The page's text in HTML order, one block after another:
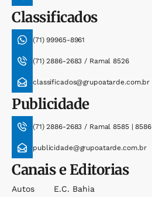
Classificados
(71) 99965-8961
(71) 2886-2683 / Ramal 8526
classificados@grupoatarde.com.br
Publicidade
(71) 2886-2683 / Ramal 8585 | 8586
publicidade@grupoatarde.com.br
Canais e Editorias
Autos
E.c. Bahia